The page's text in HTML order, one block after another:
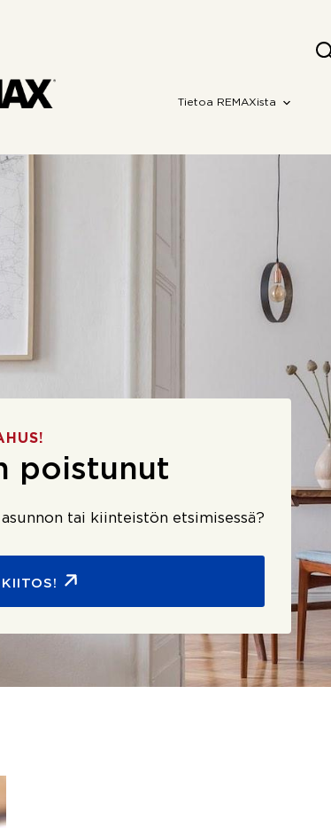
Tietoa REMAXista
poistunut
tai kiinteistön etsimisessä?